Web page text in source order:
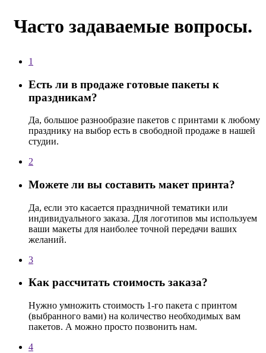
Часто задаваемые вопросы.
1
Есть ли в продаже готовые пакеты к
праздникам?
Да, большое разнообразие пакетов с принтами к любому
празднику на выбор есть в свободной продаже в нашей
студии.
2
Можете ли вы составить макет принта?
Да, если это касается праздничной тематики или
индивидуального заказа. Для логотипов мы используем
ваши макеты для наиболее точной передачи ваших
желаний.
3
Как рассчитать стоимость заказа?
Нужно умножить стоимость 1-го пакета с принтом
(выбранного вами) на количество необходимых вам
пакетов. А можно просто позвонить нам.
4